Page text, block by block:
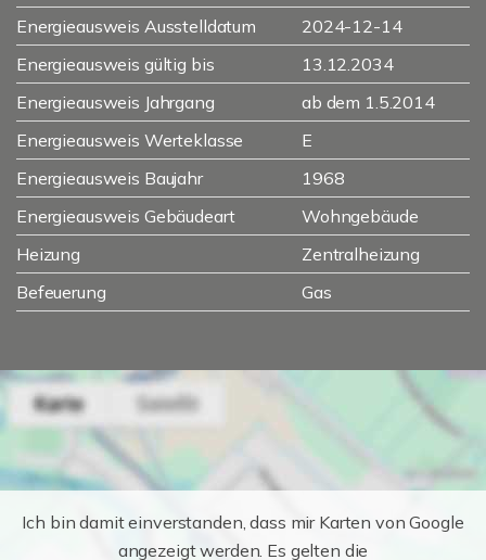
Energieausweis Ausstelldatum
2024-12-14
Energieausweis gültig bis
13.12.2034
Energieausweis Jahrgang
ab dem 1.5.2014
Energieausweis Werteklasse
E
Energieausweis Baujahr
1968
Energieausweis Gebäudeart
Wohngebäude
Heizung
Zentralheizung
Befeuerung
Gas
Ich bin damit einverstanden, dass mir Karten von Google
angezeigt werden. Es gelten die